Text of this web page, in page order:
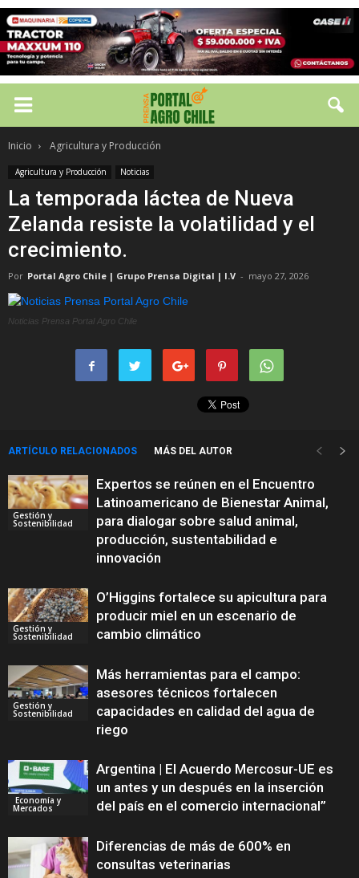
Inicio Agricultura y Producción
Agricultura y Producción Noticias
La temporada láctea de Nueva
Zelanda resiste la volatilidad y el
crecimiento.
Por Portal Agro Chile | Grupo Prensa Digital | I.V - mayo 27, 2026
Noticias Prensa Portal Agro Chile
ARTÍCULO RELACIONADOS MÁS DEL AUTOR
Gestión y
Sostenibilidad
Expertos se reúnen en el Encuentro
Latinoamericano de Bienestar Animal,
para dialogar sobre salud animal,
producción, sustentabilidad e
innovación
Gestión y
Sostenibilidad
O’Higgins fortalece su apicultura para
producir miel en un escenario de
cambio climático
Gestión y
Sostenibilidad
Más herramientas para el campo:
asesores técnicos fortalecen
capacidades en calidad del agua de
riego
Economía y
Mercados
Argentina | El Acuerdo Mercosur-UE es
un antes y un después en la inserción
del país en el comercio internacional”
Diferencias de más de 600% en
consultas veterinarias